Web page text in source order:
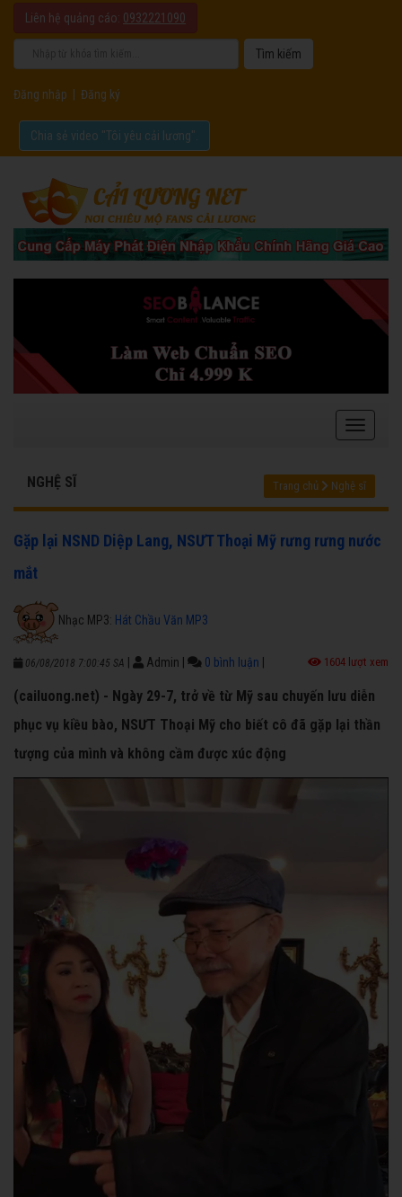
Liên hệ quảng cáo: 0932221090
Đăng nhập Đăng ký
Chia sẻ video "Tôi yêu cải lương".
NGHỆ SĨ Trang chủ Nghệ sĩ
Gặp lại NSND Diệp Lang, NSƯT Thoại Mỹ rưng rưng nước
mắt
Nhạc MP3: Hát Chầu Văn MP3
06/08/2018 7:00:45 SA Admin 0 bình luận 1604 lượt xem
(cailuong.net) - Ngày 29-7, trở về từ Mỹ sau chuyến lưu diễn
phục vụ kiều bào, NSƯT Thoại Mỹ cho biết cô đã gặp lại thần
tượng của mình và không cầm được xúc động